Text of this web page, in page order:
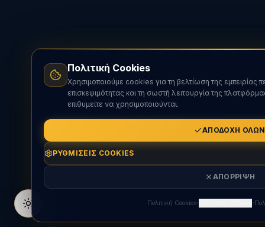
Πολιτική Cookies
Χρησιμοποιούμε cookies για τη βελτίωση της εμπειρίας
επισκεψιμότητας και τη σωστή λειτουργία της
επιθυμείτε να χρησιμοποιούνται.
ΑΠΟΔΟΧΉ ΌΛΩΝ
ΡΥΘΜΊΣΕΙΣ COOKIES
ΑΠΌΡΡΙΨΗ
Πολιτική Cookies· ·